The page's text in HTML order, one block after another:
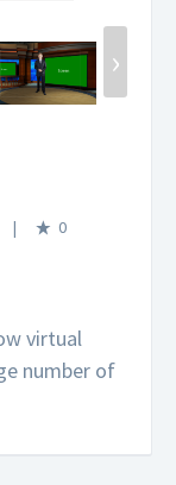
›
0
virtual
number of